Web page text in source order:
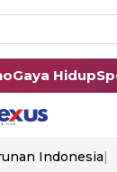
Gaya Hidup
Indonesia